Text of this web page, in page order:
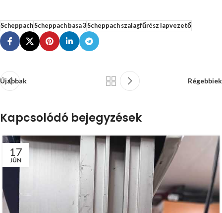
ScheppachScheppach basa 3Scheppach szalagfűrész lapvezető
Újabbak Régebbiek
Kapcsolódó bejegyzések
17
JÚN